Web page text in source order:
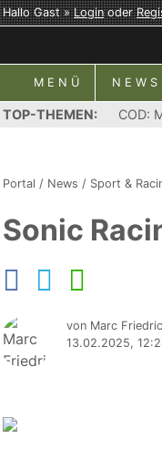
Hallo Gast »Loginoder
MENÜ NEWS
TOP-THEMEN: COD:
Portal / News / Sport &
Sonic
von Marc
13.02.2025,